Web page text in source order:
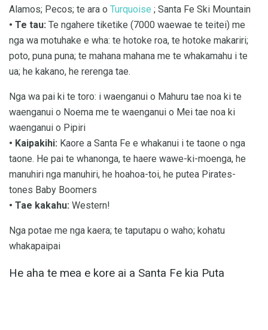
Alamos; Pecos; te ara o Turquoise ; Santa Fe Ski Mountain
• Te tau: Te ngahere tiketike (7000 waewae te teitei) me
nga wa motuhake e wha: te hotoke roa, te hotoke makariri;
poto, puna puna; te mahana mahana me te whakamahu i te
ua; he kakano, he rerenga tae.
Nga wa pai ki te toro: i waenganui o Mahuru tae noa ki te
waenganui o Noema me te waenganui o Mei tae noa ki
waenganui o Pipiri
• Kaipakihi: Kaore a Santa Fe e whakanui i te taone o nga
taone. He pai te whanonga, te haere wawe-ki-moenga, he
manuhiri nga manuhiri, he hoahoa-toi, he putea Pirates-
tones Baby Boomers
• Tae kakahu: Western!
Nga potae me nga kaera; te taputapu o waho; kohatu
whakapaipai
He aha te mea e kore ai a Santa Fe kia Puta